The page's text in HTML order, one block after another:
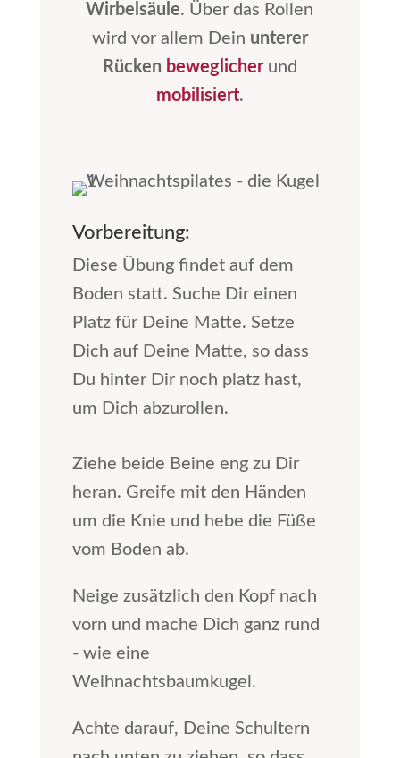
Wirbelsäule. Über das Rollen
wird vor allem Dein unterer
Rücken beweglicherund
mobilisiert.
Vorbereitung:
Diese Übung findet auf dem
Boden statt. Suche Dir einen
Platz für Deine Matte. Setze
Dich auf Deine Matte, so dass
Du hinter Dir noch platz hast,
um Dich abzurollen.
Ziehe beide Beine eng zu Dir
heran. Greife mit den Händen
um die Knie und hebe die Füße
vom Boden ab.
Neige zusätzlich den Kopf nach
vorn und mache Dich ganz rund
- wie eine
Weihnachtsbaumkugel.
Achte darauf, Deine Schultern